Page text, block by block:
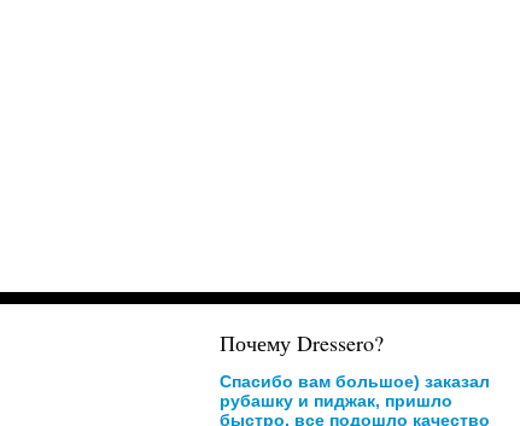
Почему Dressero?
Спасибо вам большое) заказал
рубашку и пиджак, пришло
быстро, все подошло качество